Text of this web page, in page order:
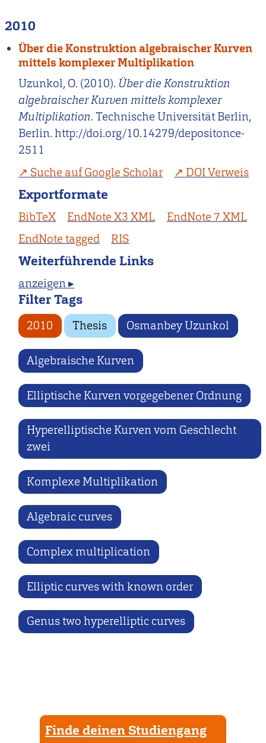
2010
Über die Konstruktion algebraischer Kurven
mittels komplexer Multiplikation
Uzunkol, O. (2010). Über die Konstruktion
algebraischer Kurven mittels komplexer
Multiplikation. Technische Universität Berlin,
Berlin. http://doi.org/10.14279/depositonce-
2511
Suche auf Google Scholar
DOI Verweis
Exportformate
BibTeX EndNote X3 XML
EndNote 7 XML
EndNote tagged
RIS
Weiterführende Links
anzeigen ▸
Filter Tags
2010 Thesis Osmanbey Uzunkol
Algebraische Kurven
Elliptische Kurven vorgegebener Ordnung
Hyperelliptische Kurven vom Geschlecht
zwei
Komplexe Multiplikation
Algebraic curves
Complex multiplication
Elliptic curves with known order
Genus two hyperelliptic curves
Finde deinen Studiengang